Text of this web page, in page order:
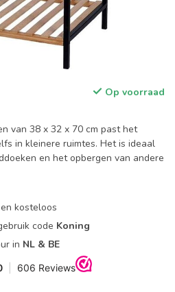
Op voorraad
van 38 x 32 x 70 cm past het
in kleinere ruimtes. Het is ideaal
en het opbergen van andere
kosteloos
code Koning
in NL & BE